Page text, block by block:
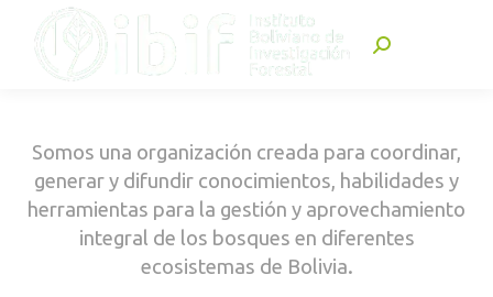
Buscar:
Somos una organización creada para coordinar,
generar y difundir conocimientos, habilidades y
herramientas para la gestión y aprovechamiento
integral de los bosques en diferentes
ecosistemas de Bolivia.